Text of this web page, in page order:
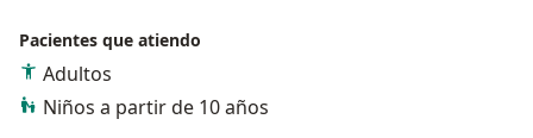
Pacientes que atiendo
Adultos
Niños a partir de 10 años